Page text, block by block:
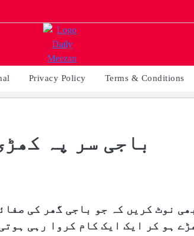
Privacy Policy Terms & Conditions
باجی سر پہ
نوٹ کریں کہ جو باجی گھر کی
ہو کر ایک ایک کام کروا رہی